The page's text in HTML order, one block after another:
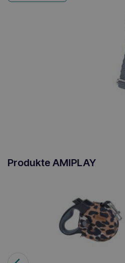
Produkte AMIPLAY